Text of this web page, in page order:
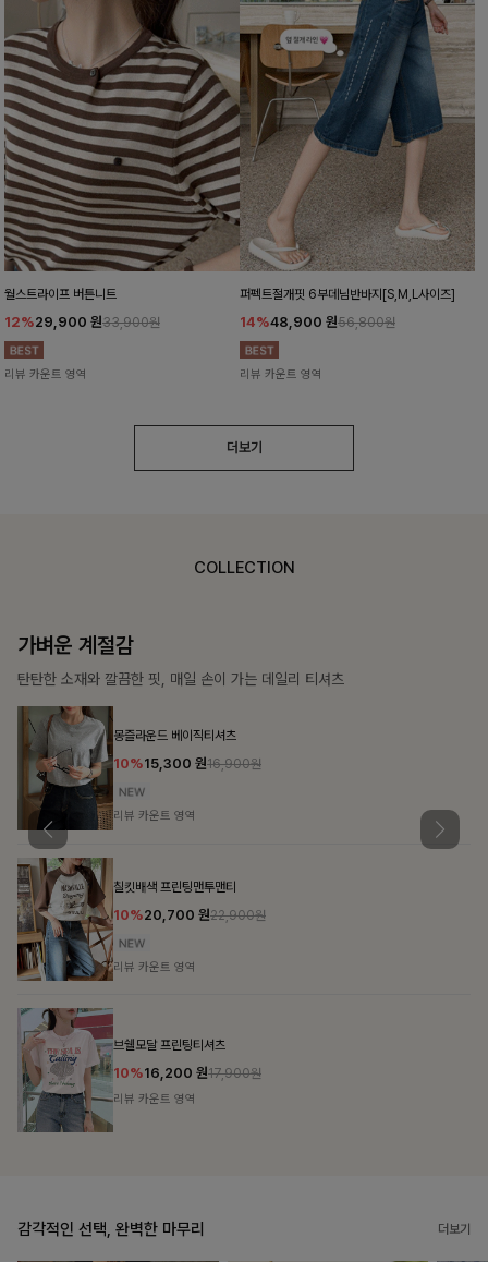
월스트라이프 버튼니트
12%29,900 원33,900원
리뷰 카운트 영역
퍼펙트절개핏 6부데님반바지[S,M,L사이즈]
14%48,900 원56,800원
리뷰 카운트 영역
더보기
COLLECTION
가장 쉬운 코디
특별한 날부터 일상까지 함께하는 룩
57,600
밴스트라이프 스트링원피스
25%35,100 원46,800원
리뷰 카운트 영역
감각적인 선택, 완벽한 마무리 더보기